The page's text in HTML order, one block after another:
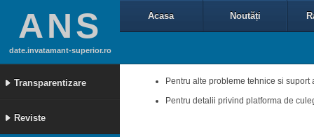
ANS
date.invatamant-superior.ro
Transparentizare
Reviste
Acasa Noutăți
Pentru alte probleme tehnice si
Pentru detalii privind platforma de